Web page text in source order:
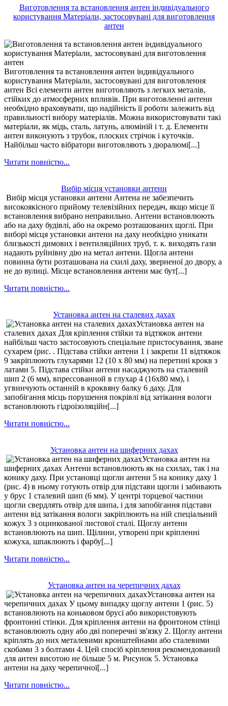
Виготовлення та встановлення антен індивідуального
користування Матеріали, застосовувані для виготовлення
антен
Виготовлення та встановлення антен індивідуального
користування Матеріали, застосовувані для виготовлення
антен Всі елементи антен виготовляють з легких металів,
стійких до атмосферних впливів. При виготовленні антени
необхідно враховувати, що надійність її роботи залежить від
правильності вибору матеріалів. Можна використовувати такі
матеріали, як мідь, сталь, латунь, алюміній і т. д. Елементи
антен виконують з трубок, плоских стрічок і куточків.
Найбільш часто вібратори виготовляють з дюралюмі[...]
Читати повністю...
Вибір місця установки антени
Вибір місця установки антени Антена не забезпечить
високоякісного прийому телевізійних передач, якщо місце її
встановлення вибрано неправильно. Антени встановлюють
або на даху будівлі, або на окремо розташованих щоглі. При
виборі місця установки антени на даху необхідно уникати
близькості димових і вентиляційних труб, т. к. виходять гази
надають руйнівну дію на метал антени. Щогла антени
повинна бути розташована на схилі даху, зверненої до двору, а
не до вулиці. Місце встановлення антени має бут[...]
Читати повністю...
Установка антен на сталевих дахах
Установка антен на
сталевих дахах Для кріплення стійки та відтяжок антени
найбільш часто застосовують спеціальне пристосування, зване
сухарем (рис. . Підстава стійки антени 1 і закрепи 11 відтяжок
9 закріплюють глухарями 12 (10 х 80 мм) на перетині крокв з
латами 5. Підстава стійки антени насаджують на сталевий
шип 2 (6 мм), впрессованной в глухар 4 (16x80 мм), і
угвинчують останній в кроквяну балку 6 даху. Для
запобігання місць порушення покрівлі від затікання вологи
встановлюють гідроізоляційн[...]
Читати повністю...
Установка антен на шиферних дахах
Установка антен на
шиферних дахах Антени встановлюють як на схилах, так і на
конику даху. При установці щогли антени 5 на конику даху 1
(рис. 4) в ньому готують отвір для підстави щогли і забивають
у брус 1 сталевий шип (6 мм). У центрі торцевої частини
щогли свердлять отвір для шипа, і для запобігання підстави
антени від затікання вологи закріплюють на ній спеціальний
кожух 3 з оцинкованої листової сталі. Щоглу антени
встановлюють на шип. Щілини, утворені при кріпленні
кожуха, шпаклюють і фарбу[...]
Читати повністю...
Установка антен на черепичних дахах
Установка антен на
черепичних дахах У цьому випадку щоглу антени 1 (рис. 5)
встановлюють на коньковом брусі або використовують
фронтонні стінки. Для кріплення антени на фронтоном стінці
встановлюють одну або дві поперечні зв'язку 2. Щоглу антени
кріплять до них металевими кронштейнами або сталевими
скобами 3 з болтами 4. Цей спосіб кріплення рекомендований
для антен висотою не більше 5 м. Рисунок 5. Установка
антени на даху черепичної[...]
Читати повністю...